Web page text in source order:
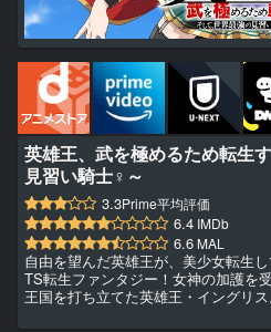
英雄王、武を極めるため転生
見習い騎士♀～
3.3Prime平均評価
6.4 IMDb
6.6 MAL
自由を望んだ英雄王が、美少女転生
TS転生ファンタジー！女神の加護を
王国を打ち立てた英雄王・イングリ